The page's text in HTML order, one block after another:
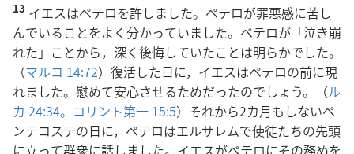
13 イエスはペテロを許しました。ペテロが罪悪感に苦し
んでいることをよく分かっていました。ペテロが「泣き崩
れた」ことから，深く後悔していたことは明らかでした。
（マルコ 14:72）復活した日に，イエスはペテロの前に現
れました。慰めて安心させるためだったのでしょう。（ル
カ 24:34。 コリント第一 15:5）それから2カ月もしないペ
ンテコステの日に，ペテロはエルサレムで使徒たちの先頭
に立って群衆に話しました。イエスがペテロにその務めを